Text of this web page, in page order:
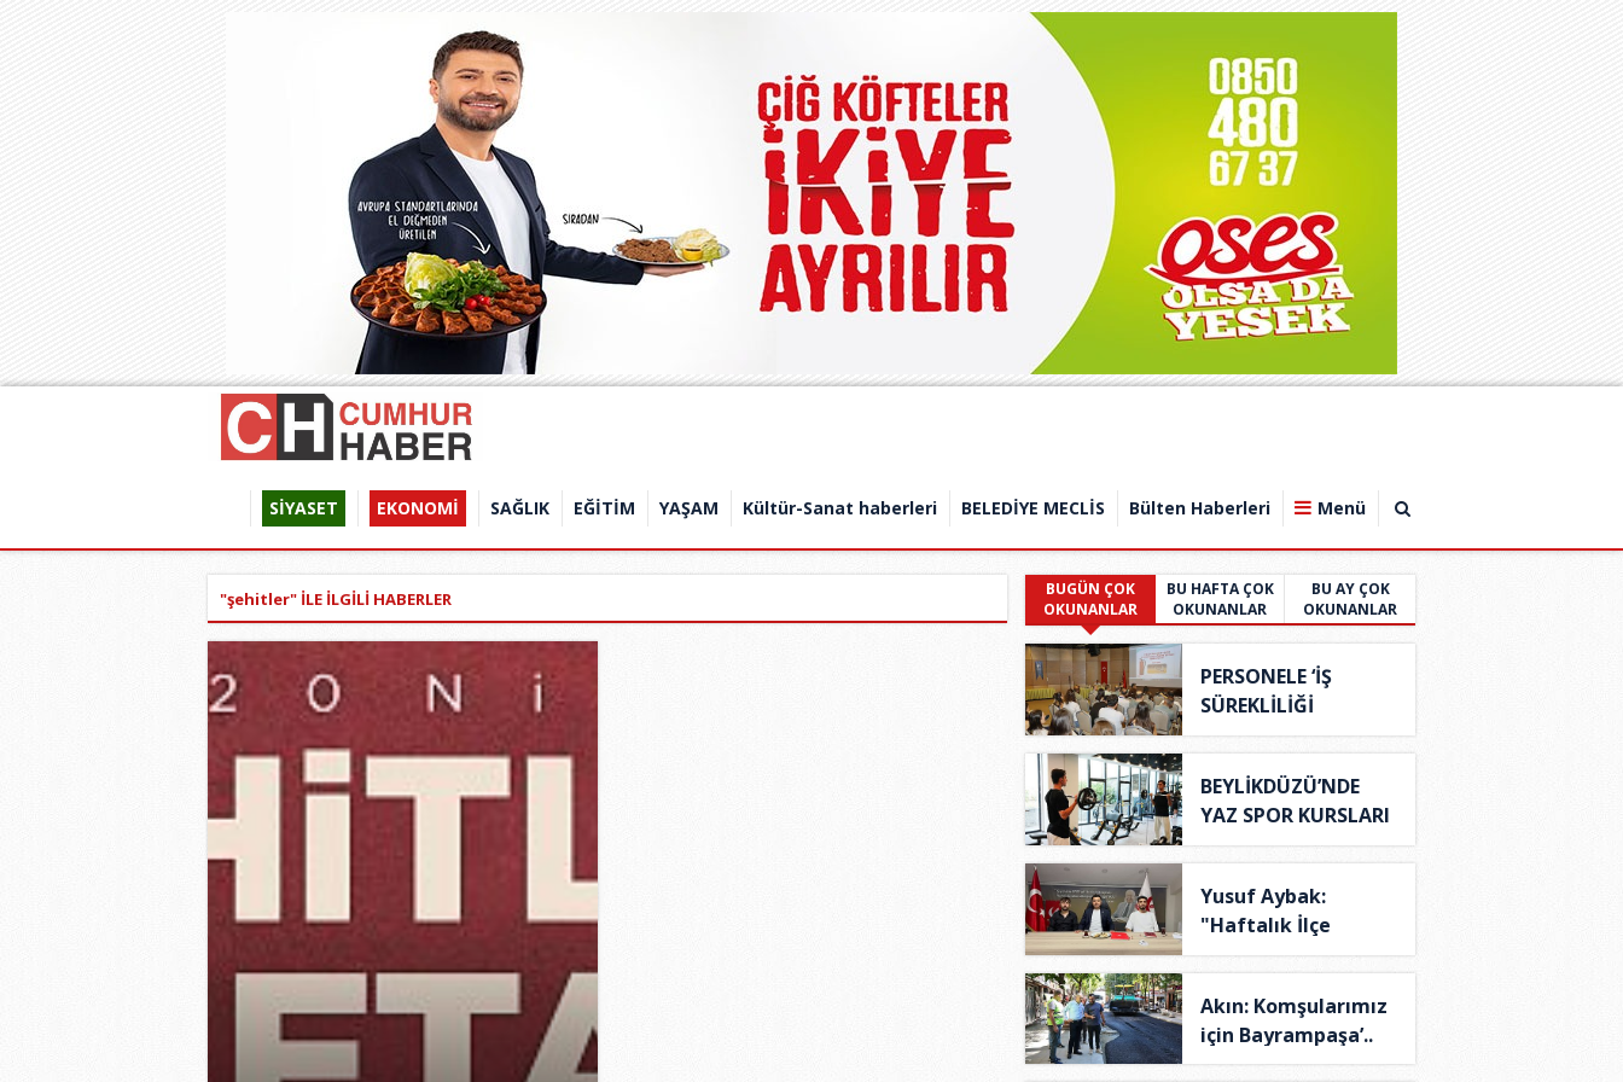
SİYASET EKONOMİ SAĞLIK EĞİTİM YAŞAM Kültür-Sanat haberleri BELEDİYE MECLİS Bülten Haberleri Menü
"şehitler" İLE İLGİLİ HABERLER
BUGÜN ÇOK
OKUNANLAR
BU HAFTA ÇOK
OKUNANLAR
BU AY ÇOK
OKUNANLAR
PERSONELE ‘İŞ
SÜREKLİLİĞİ
YÖNETİM S..
BEYLİKDÜZÜ’NDE
YAZ SPOR KURSLARI
TÜ..
Yusuf Aybak:
"Haftalık İlçe
Yönetim..
Akın: Komşularımız
için Bayrampaşa’..